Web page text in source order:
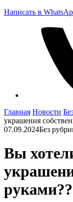
Написать в
Главная Новости
украшения
07.09.2024Без
Вы